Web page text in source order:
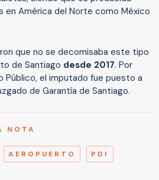
en América del Norte como México
que no se decomisaba este tipo
de Santiago desde 2017. Por
Público, el imputado fue puesto a
de Garantía de Santiago.
NOTA
AEROPUERTO PDI